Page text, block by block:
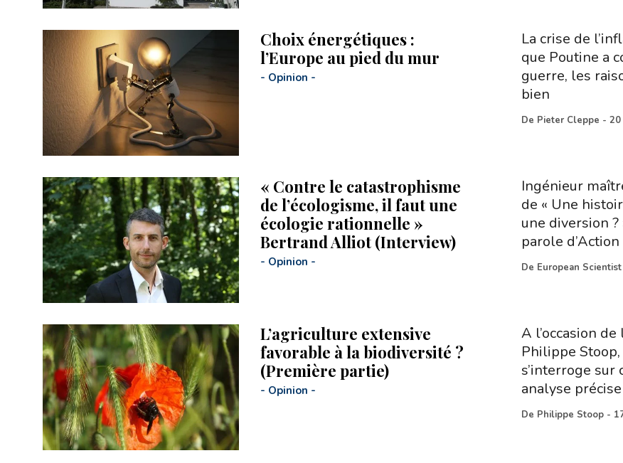
Choix énergétiques :
l’Europe au pied du mur
- Opinion -
La crise de
que Poutine a
guerre, les
bien
De Pieter Cleppe - 20
« Contre le catastrophisme
de l’écologisme, il faut une
écologie rationnelle »
Bertrand Alliot (Interview)
- Opinion -
Ingénieur
de « Une
une diversion
parole
De European Scientist
L’agriculture extensive
favorable à la biodiversité ?
(Première partie)
- Opinion -
A l’occasion
Philippe
s’interroge
analyse
De Philippe Stoop -